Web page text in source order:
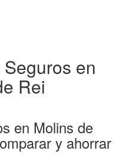
en
Rei
en Molins de
y ahorrar